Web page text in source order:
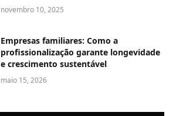
novembro 10, 2025
Empresas familiares: Como a
profissionalização garante longevidade
e crescimento sustentável
maio 15, 2026